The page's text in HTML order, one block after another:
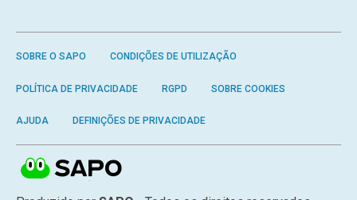
SOBRE O SAPO CONDIÇÕES DE UTILIZAÇÃO
POLÍTICA DE PRIVACIDADE RGPD SOBRE COOKIES
AJUDA DEFINIÇÕES DE PRIVACIDADE